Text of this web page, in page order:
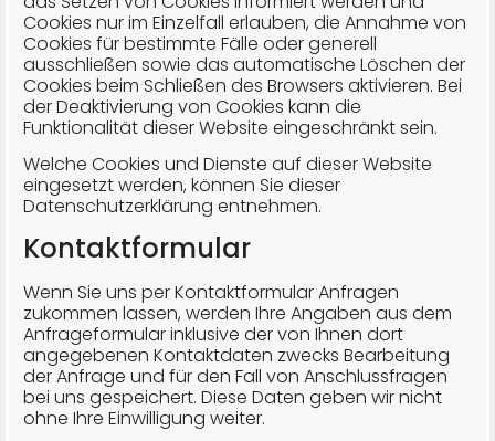
Cookies nur im Einzelfall erlauben, die Annahme von
Cookies für bestimmte Fälle oder generell
ausschließen sowie das automatische Löschen der
Cookies beim Schließen des Browsers aktivieren. Bei
der Deaktivierung von Cookies kann die
Funktionalität dieser Website eingeschränkt sein.
Welche Cookies und Dienste auf dieser Website
eingesetzt werden, können Sie dieser
Datenschutzerklärung entnehmen.
Kontaktformular
Wenn Sie uns per Kontaktformular Anfragen
zukommen lassen, werden Ihre Angaben aus dem
Anfrageformular inklusive der von Ihnen dort
angegebenen Kontaktdaten zwecks Bearbeitung
der Anfrage und für den Fall von Anschlussfragen
bei uns gespeichert. Diese Daten geben wir nicht
ohne Ihre Einwilligung weiter.